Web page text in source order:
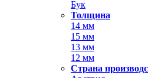
Бук
Толщина
14 мм
15 мм
13 мм
12 мм
Страна